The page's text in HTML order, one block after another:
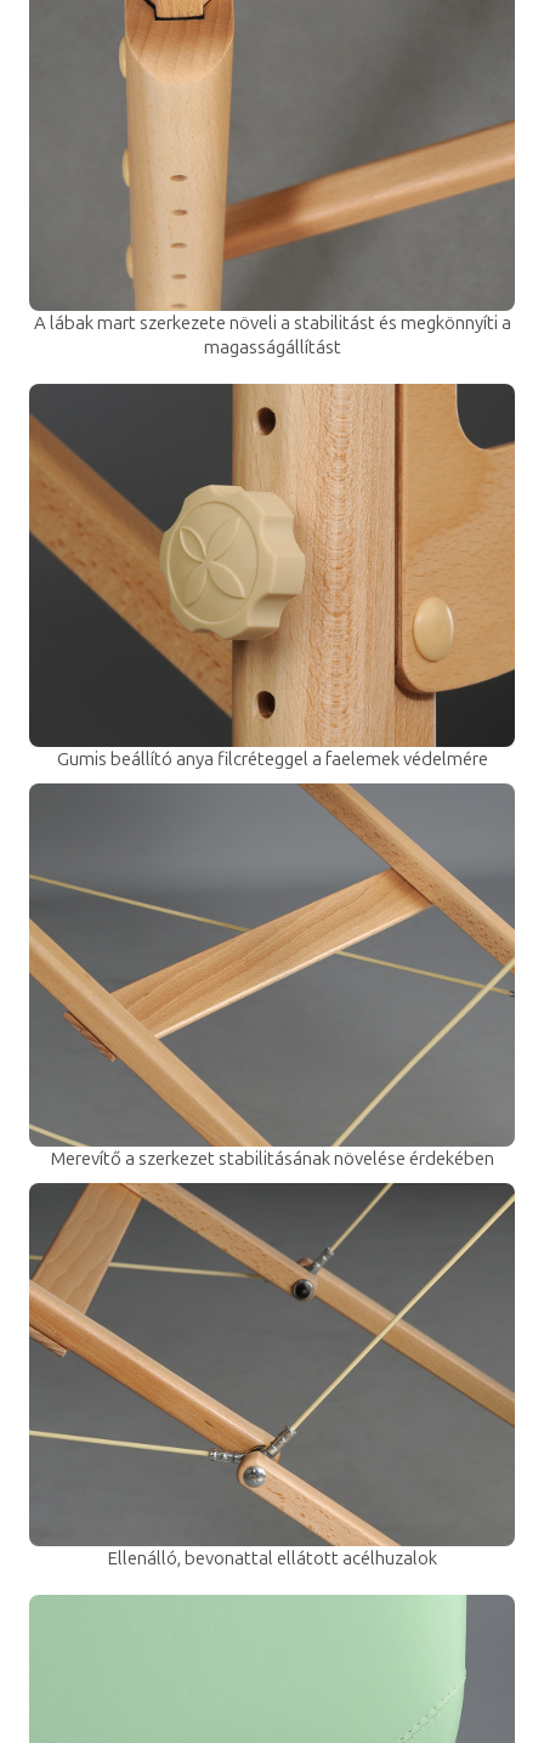
A lábak mart szerkezete növeli a stabilitást és megkönnyíti a
magasságállítást
Gumis beállító anya filcréteggel a faelemek védelmére
Merevítő a szerkezet stabilitásának növelése érdekében
Ellenálló, bevonattal ellátott acélhuzalok